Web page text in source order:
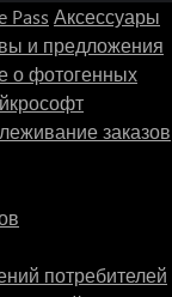
Pass Аксессуары
и предложения
о фотогенных
заказов
потребителей